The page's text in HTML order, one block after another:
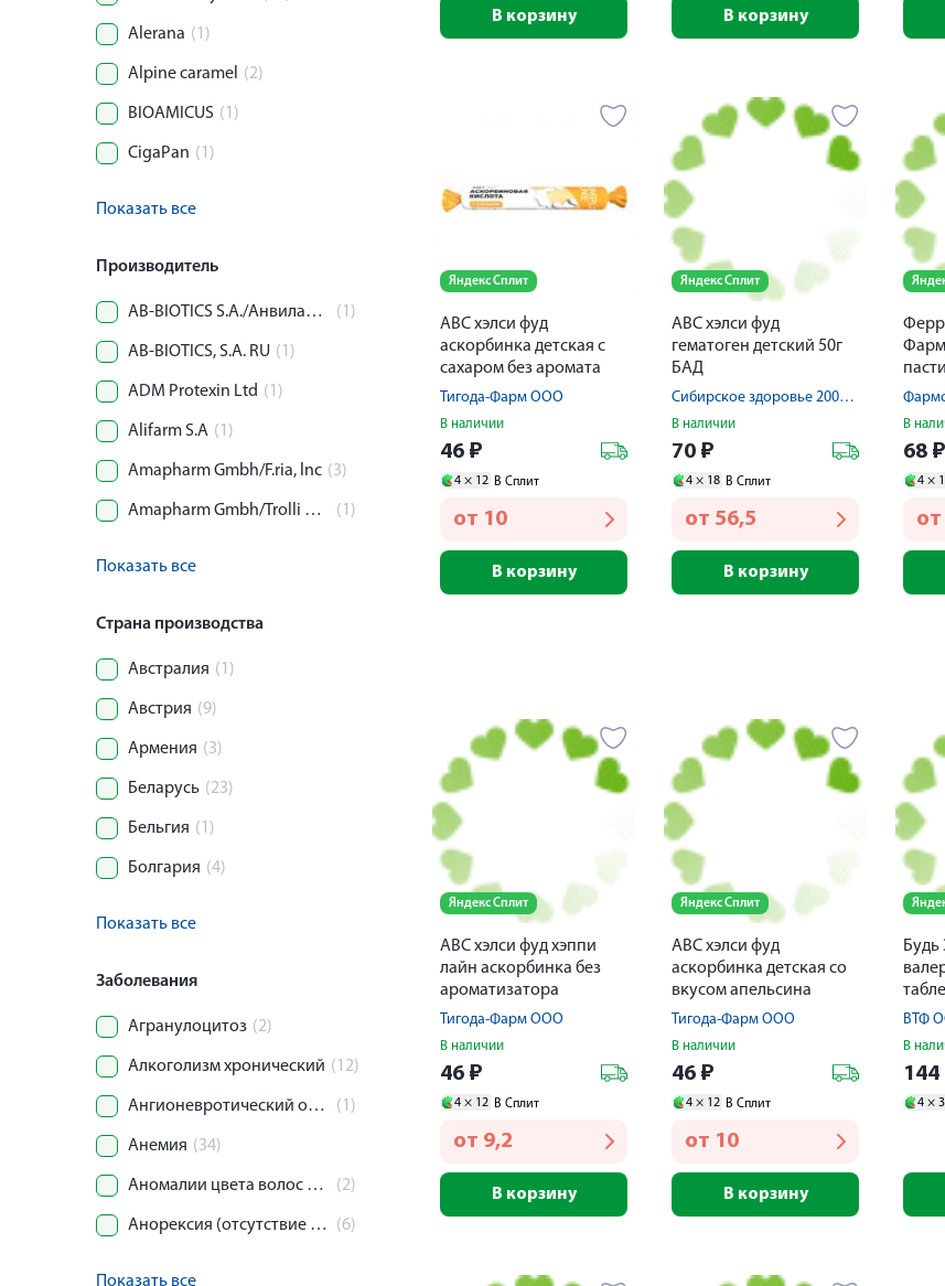
Alerana (1)
Alpine caramel (2)
BIOAMICUS (1)
CigaPan (1)
Показать все
Производитель
AB-BIOTICS S.A./Анвилаб ООО (1)
AB-BIOTICS, S.A. RU (1)
ADM Protexin Ltd (1)
Alifarm S.A (1)
Amapharm Gmbh/F.ria, lnc (3)
Amapharm Gmbh/Trolli GmbH (1)
Показать все
Страна производства
Австралия (1)
Австрия (9)
Армения (3)
Беларусь (23)
Бельгия (1)
Болгария (4)
Показать все
Заболевания
Агранулоцитоз (2)
Алкоголизм хронический (12)
Ангионевротический отек (отек Квинке) (1)
Анемия (34)
Аномалии цвета волос и волосяного стержня (2)
Анорексия (отсутствие аппетита) (6)
Показать все
В корзину В корзину
Яндекс Сплит
АВС хэлси фуд
аскорбинка детская с
сахаром без аромата
таблетки № 10
Тигода-Фарм ООО
В наличии
46 ₽
4 × 12 В Сплит
от 10
В корзину
Яндекс Сплит
АВС хэлси фуд
гематоген детский 50г
БАД
Сибирское здоровье 2000 ООО
В наличии
70 ₽
4 × 18 В Сплит
от 56,5
В корзину
В
68 ₽
4 ×
от
Яндекс Сплит
АВС хэлси фуд хэппи
лайн аскорбинка без
ароматизатора
таблетки № 10 БАД
Тигода-Фарм ООО
В наличии
46 ₽
4 × 12 В Сплит
от 9,2
В корзину
Яндекс Сплит
АВС хэлси фуд
аскорбинка детская со
вкусом апельсина
таблетки № 10
Тигода-Фарм ООО
В наличии
46 ₽
4 × 12 В Сплит
от 10
В корзину
Будь
ВТФ
В
144
4 ×